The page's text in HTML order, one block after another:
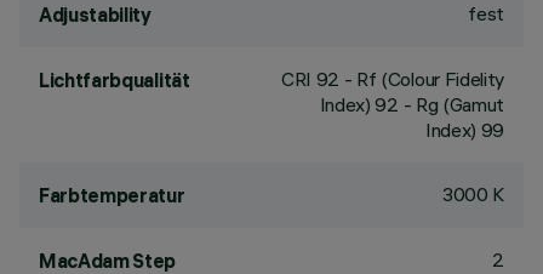
Adjustability fest
Lichtfarbqualität CRI 92 - Rf (Colour Fidelity
Index) 92 - Rg (Gamut
Index) 99
Farbtemperatur 3000 K
MacAdam Step 2